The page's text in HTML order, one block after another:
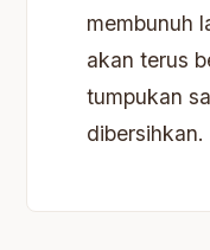
membunuh
akan terus
tumpukan
dibersihkan.